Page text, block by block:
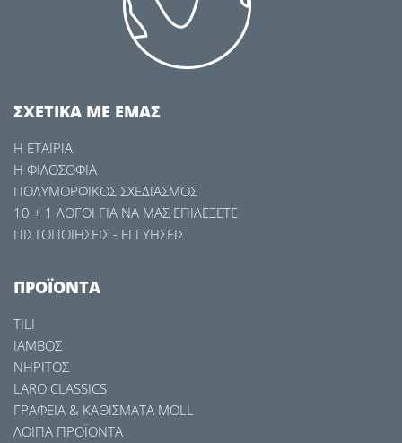
ΣXETIKA ME ΕΜΑΣ
Η ΕΤΑΙΡΙΑ
Η ΦΙΛΟΣΟΦΙΑ
ΠΟΛΥΜΟΡΦΙΚΟΣ ΣΧΕΔΙΑΣΜΟΣ
10 + 1 ΛOΓΟΙ ΓΙΑ ΝΑ ΜΑΣ ΕΠΙΛΕΞΕΤΕ
ΠΙΣΤΟΠΟΙΗΣΕΙΣ - ΕΓΓΥΗΣΕΙΣ
ΠΡΟΪΟΝΤΑ
TILI
ΙΑΜΒΟΣ
ΝΗΡΙΤΟΣ
LARO CLASSICS
ΓΡΑΦΕΙΑ & ΚΑΘΙΣΜΑΤΑ MOLL
ΛΟΙΠΑ ΠΡΟΪΟΝΤΑ